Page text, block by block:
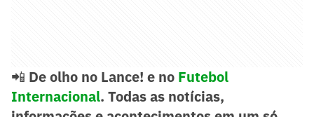
📲 De olho no Lance! e no Futebol
Internacional. Todas as notícias,